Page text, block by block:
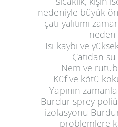
nedeniyle büyük
çatı yalıtımı
Isı kaybı ve
Çatıdan su
Nem ve
Küf ve kötü
Yapının
Burdur sprey
izolasyonu
problemlere